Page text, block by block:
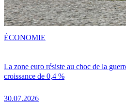
La zone euro résiste au choc de la
croissance de 0,4 %
30.07.2026
ÉCONOMIE